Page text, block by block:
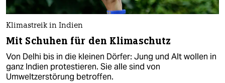
Klimastreik in Indien
Mit Schuhen für den Klimaschutz
Von Delhi bis in die kleinen Dörfer: Jung und Alt wollen in
ganz Indien protestieren. Sie alle sind von
Umweltzerstörung betroffen.